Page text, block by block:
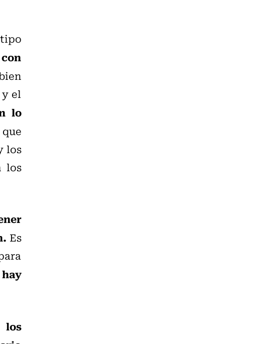
el
lo
los
los
Es
los